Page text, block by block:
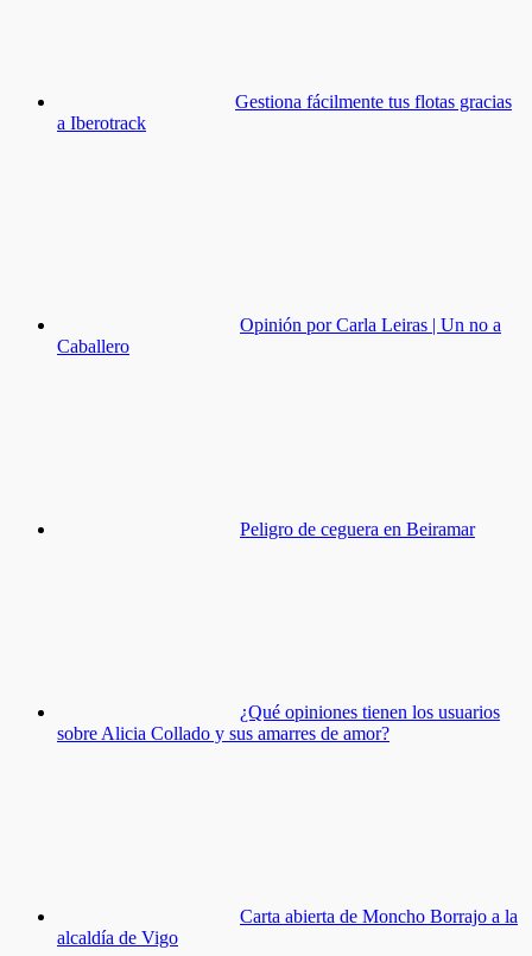
Gestiona fácilmente tus flotas gracias
a Iberotrack
Opinión por Carla Leiras | Un no a
Caballero
Peligro de ceguera en Beiramar
¿Qué opiniones tienen los usuarios
sobre Alicia Collado y sus amarres de amor?
Carta abierta de Moncho Borrajo a la
alcaldía de Vigo